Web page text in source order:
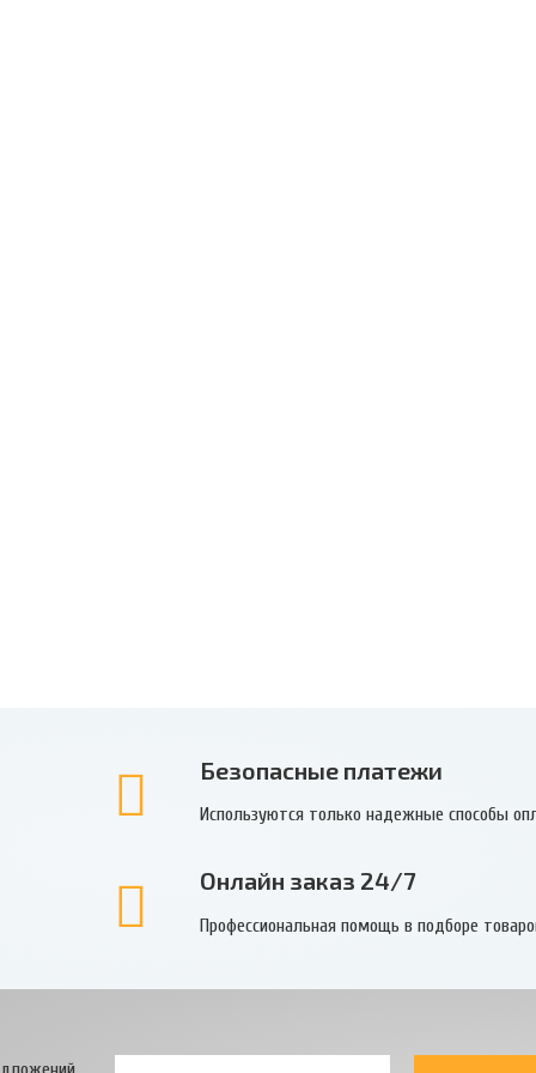
Безопасные платежи
Используются только надежные способы
Онлайн заказ 24/7
Профессиональная помощь в подборе